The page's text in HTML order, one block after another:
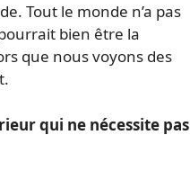
Tout le monde n’a pas
bien être la
que nous voyons des
qui ne nécessite pas